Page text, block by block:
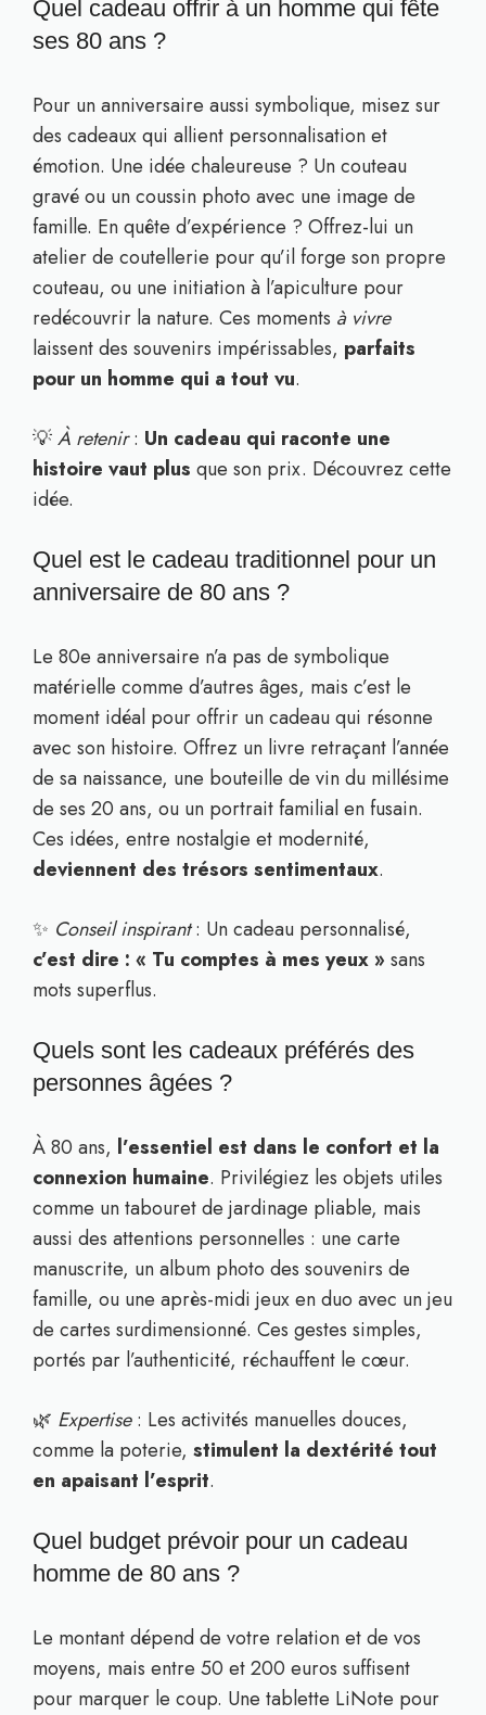
Quel cadeau offrir à un homme qui fête
ses 80 ans ?
Pour un anniversaire aussi symbolique, misez sur
des cadeaux qui allient personnalisation et
émotion. Une idée chaleureuse ? Un couteau
gravé ou un coussin photo avec une image de
famille. En quête d’expérience ? Offrez-lui un
atelier de coutellerie pour qu’il forge son propre
couteau, ou une initiation à l’apiculture pour
redécouvrir la nature. Ces moments à vivre
laissent des souvenirs impérissables, parfaits
pour un homme qui a tout vu.
💡À retenir: Un cadeau qui raconte une
histoire vaut plus que son prix. Découvrez cette
idée.
Quel est le cadeau traditionnel pour un
anniversaire de 80 ans ?
Le 80e anniversaire n’a pas de symbolique
matérielle comme d’autres âges, mais c’est le
moment idéal pour offrir un cadeau qui résonne
avec son histoire. Offrez un livre retraçant l’année
de sa naissance, une bouteille de vin du millésime
de ses 20 ans, ou un portrait familial en fusain.
Ces idées, entre nostalgie et modernité,
deviennent des trésors sentimentaux.
✨ Conseil inspirant: Un cadeau personnalisé,
c’est dire : « Tu comptes à mes yeux » sans
mots superflus.
Quels sont les cadeaux préférés des
personnes âgées ?
À 80 ans, l’essentiel est dans le confort et la
connexion humaine. Privilégiez les objets utiles
comme un tabouret de jardinage pliable, mais
aussi des attentions personnelles : une carte
manuscrite, un album photo des souvenirs de
famille, ou une après-midi jeux en duo avec un jeu
de cartes surdimensionné. Ces gestes simples,
portés par l’authenticité, réchauffent le cœur.
🌿 Expertise: Les activités manuelles douces,
comme la poterie, stimulent la dextérité tout
en apaisant l’esprit.
Quel budget prévoir pour un cadeau
homme de 80 ans ?
Le montant dépend de votre relation et de vos
moyens, mais entre 50 et 200 euros suffisent
pour marquer le coup. Une tablette LiNote pour